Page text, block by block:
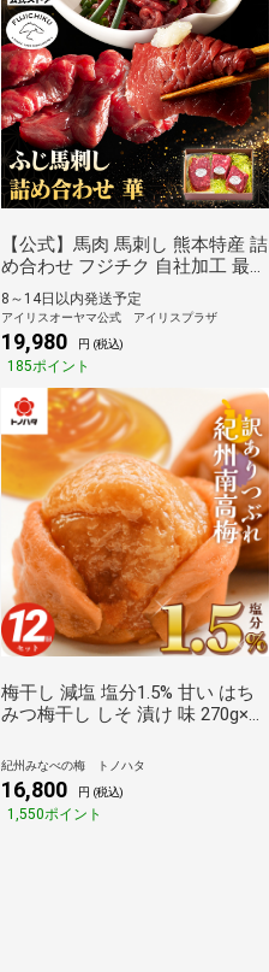
【公式】馬肉 馬刺し 熊本特産 詰
め合わせ フジチク 自社加工 最高
級 赤身 専門店 フジチク 【TD】
【代引不可】[kani]
8～14日以内発送予定
アイリスオーヤマ公式 アイリスプラザ
19,980 円 (税込)
185ポイント
梅干し 減塩 塩分1.5% 甘い はち
みつ梅干し しそ 漬け 味 270g×12
高梅 つぶれ 梅 訳あり 大粒 完熟
梅 国産 紀州南高梅 【トノハタ公
式】 塩分控えめ 低塩 お徳用 お
得 天然塩 天日塩 和歌山 お取り
紀州みなべの梅 トノハタ
16,800 円 (税込)
1,550ポイント